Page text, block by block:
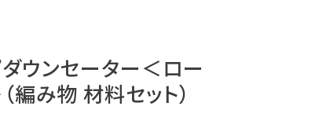
ダウンセーター＜ロー
編み物 材料セット）